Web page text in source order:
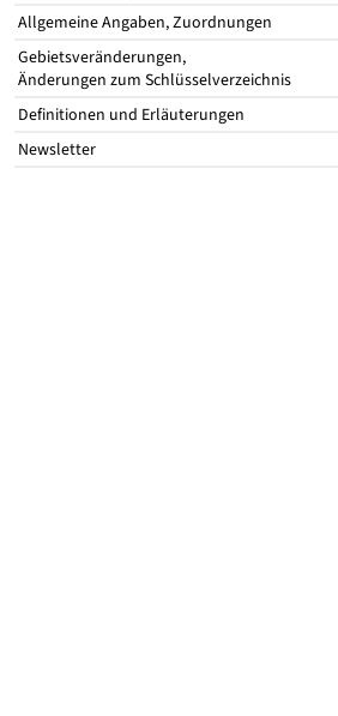
Allgemeine Angaben, Zuordnungen
Gebietsveränderungen,
Änderungen zum Schlüsselverzeichnis
Definitionen und Erläuterungen
Newsletter